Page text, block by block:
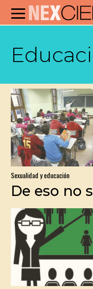
Sexualidad y educación
De eso no